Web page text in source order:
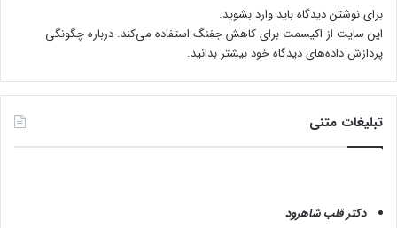
برای نوشتن دیدگاه باید وارد بشوید.
این سایت از اکیسمت برای کاهش جفنگ استفاده می‌کند. درباره چگونگی
پردازش داده‌های دیدگاه خود بیشتر بدانید.
تبلیغات متنی
دکتر قلب شاهرود